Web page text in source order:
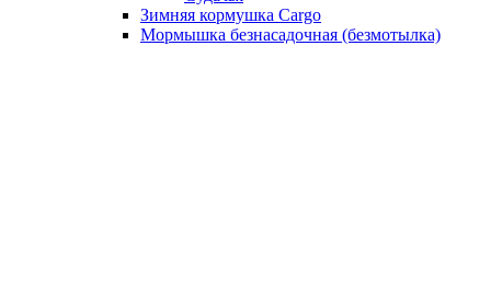
Зимняя кормушка Cargo
Мормышка безнасадочная (безмотылка)